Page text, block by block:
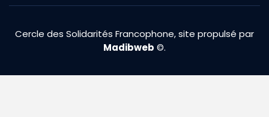
Cercle des Solidarités Francophone, site propulsé par
Madibweb ©.